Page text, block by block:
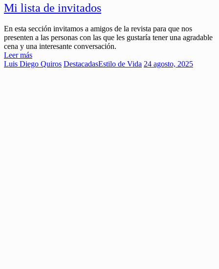
Mi lista de invitados
En esta sección invitamos a amigos de la revista para que nos
presenten a las personas con las que les gustaría tener una agradable
cena y una interesante conversación.
Leer más
Luis Diego Quiros DestacadasEstilo de Vida 24 agosto, 2025